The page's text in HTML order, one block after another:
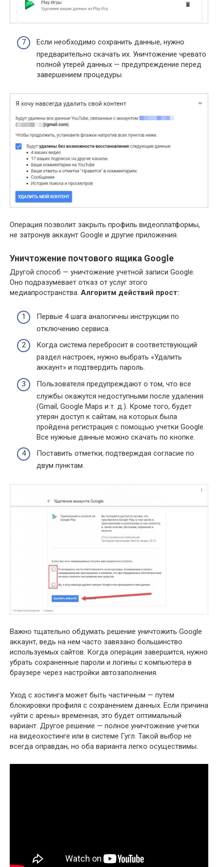
Если необходимо сохранить данные, нужно
предварительно скачать их. Уничтожение чревато
полной утерей данных — предупреждение перед
завершением процедуры.
Операция позволит закрыть профиль видеоплатформы,
не затронув аккаунт Google и другие приложения.
Уничтожение почтового ящика Google
Другой способ — уничтожение учетной записи Google.
Оно подразумевает отказ от услуг этого
медиапространства. Алгоритм действий прост:
Первые 4 шага аналогичны инструкции по
отключению сервиса.
Когда система перебросит в соответствующий
раздел настроек, нужно выбрать «Удалить
аккаунт» и подтвердить пароль.
Пользователя предупреждают о том, что все
службы окажутся недоступными после удаления
(Gmail, Google Maps и т. д.). Кроме того, будет
утерян доступ к сайтам, на которых была
пройдена регистрация с помощью учетки Google.
Все нужные данные можно скачать по кнопке.
Поставить отметки, подтверждая согласие по
двум пунктам.
Важно тщательно обдумать решение уничтожить Google
аккаунт, ведь на нем часто завязано большинство
используемых сайтов. Когда операция завершится, нужно
убрать сохраненные пароли и логины с компьютера в
браузере через настройки автозаполнения.
Уход с хостинга может быть частичным — путем
блокировки профиля с сохранением данных. Если причина
«уйти с арены» временная, это будет оптимальный
вариант. Другое решение — полное уничтожение учетки
на видеохостинге или в системе Гугл. Такой выбор не
всегда оправдан, но оба варианта легко осуществимы.